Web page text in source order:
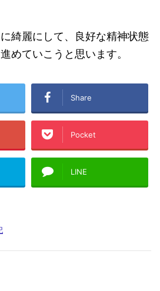
綺麗にして、良好な精神状態
めていこうと思います。
Share
Pocket
LINE